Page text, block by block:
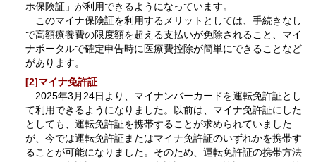
ホ保険証」が利用できるようになっています。
このマイナ保険証を利用するメリットとしては、手続きなし
で高額療養費の限度額を超える支払いが免除されること、マイ
ナポータルで確定申告時に医療費控除が簡単にできることなど
があります。
[2]マイナ免許証
2025年3月24日より、マイナンバーカードを運転免許証とし
て利用できるようになりました。以前は、マイナ免許証にした
としても、運転免許証を携帯することが求められていました
が、今では運転免許証またはマイナ免許証のいずれかを携帯す
ることが可能になりました。そのため、運転免許証の携帯方法